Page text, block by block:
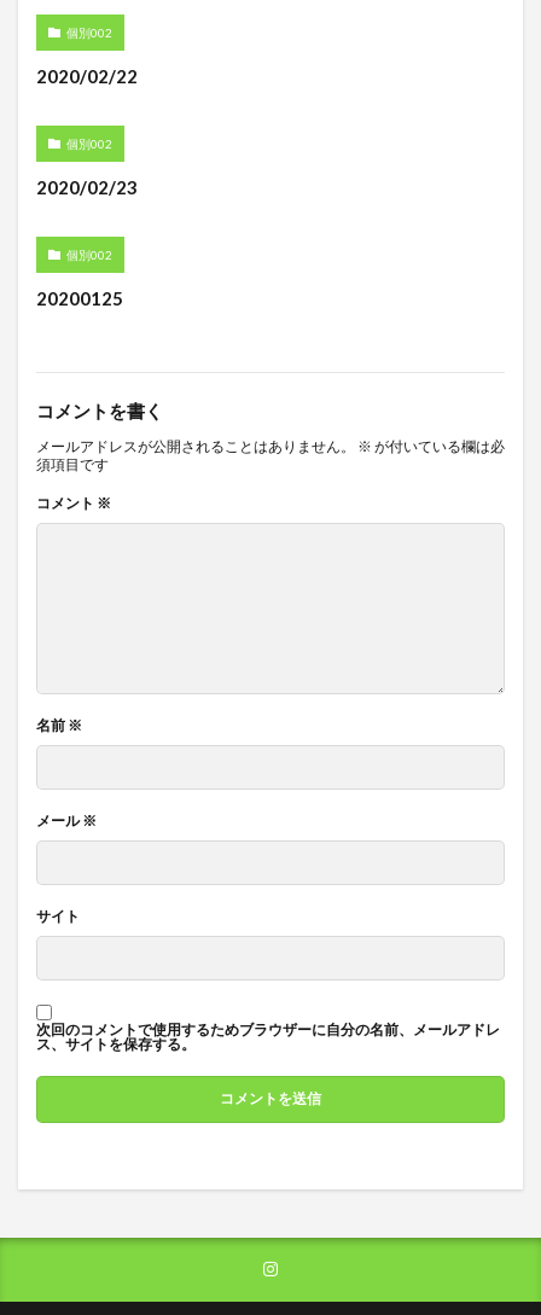
個別002
2020/02/22
個別002
2020/02/23
個別002
20200125
コメントを書く
メールアドレスが公開されることはありません。 ※ が付いている欄は必
須項目です
コメント ※
名前 ※
メール※
サイト
次回のコメントで使用するためブラウザーに自分の名前、メールアドレ
ス、サイトを保存する。